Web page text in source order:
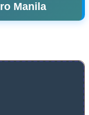
Manila